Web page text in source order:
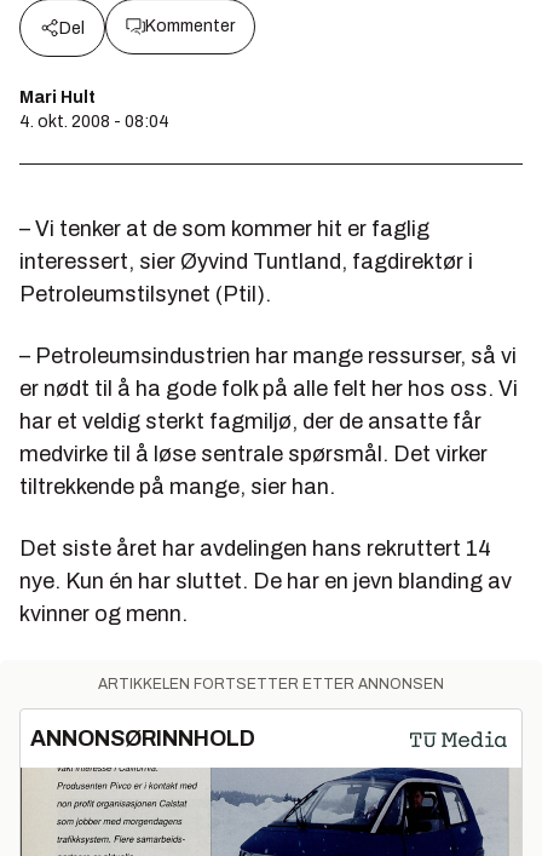
Del Kommenter
Mari Hult
4. okt. 2008 - 08:04
– Vi tenker at de som kommer hit er faglig
interessert, sier Øyvind Tuntland, fagdirektør i
Petroleumstilsynet (Ptil).
– Petroleumsindustrien har mange ressurser, så vi
er nødt til å ha gode folk på alle felt her hos oss. Vi
har et veldig sterkt fagmiljø, der de ansatte får
medvirke til å løse sentrale spørsmål. Det virker
tiltrekkende på mange, sier han.
Det siste året har avdelingen hans rekruttert 14
nye. Kun én har sluttet. De har en jevn blanding av
kvinner og menn.
ARTIKKELEN FORTSETTER ETTER ANNONSEN
ANNONSØRINNHOLD